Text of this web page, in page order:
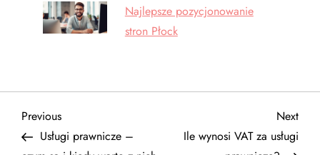
Najlepsze pozycjonowanie
stron Płock
N
Previous
Post
Previous
Usługi prawnicze –
Next
Next
Ile wynosi VAT za usługi